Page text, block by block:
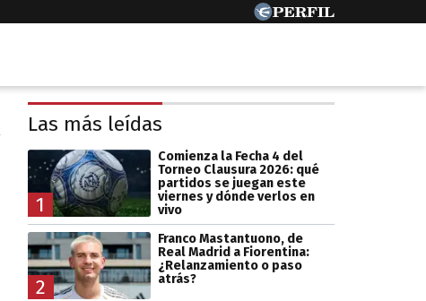
Las más leídas
1
Comienza la Fecha 4 del
Torneo Clausura 2026: qué
partidos se juegan este
viernes y dónde verlos en
vivo
2
Franco Mastantuono, de
Real Madrid a Fiorentina:
¿Relanzamiento o paso
atrás?